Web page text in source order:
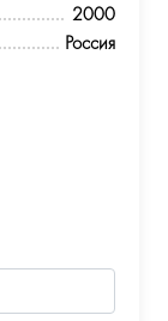
2000
Россия